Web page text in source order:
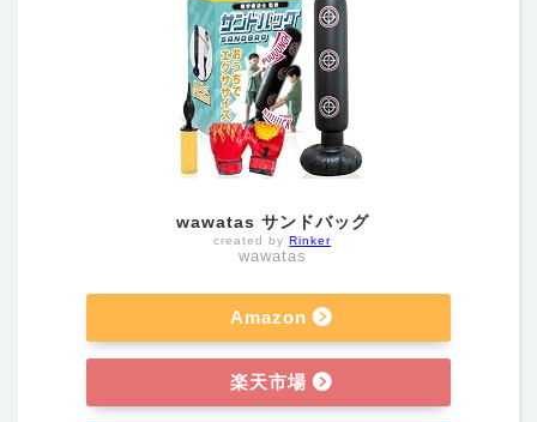
wawatas サンドバッグ
created byRinker
wawatas
Amazon
楽天市場